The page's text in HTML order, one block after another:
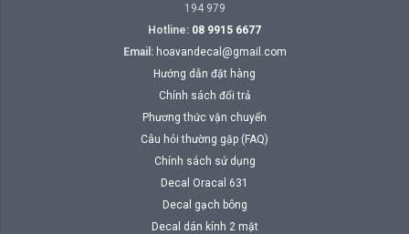
194 979
Hotline: 08 9915 6677
Email: hoavandecal@gmail.com
Hướng dẫn đặt hàng
Chính sách đổi trả
Phương thức vận chuyển
Câu hỏi thường gặp (FAQ)
Chính sách sử dụng
Decal Oracal 631
Decal gạch bông
Decal dán kính 2 mặt